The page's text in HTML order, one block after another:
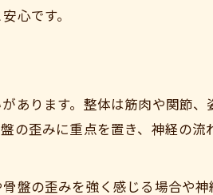
心です。
あります。整体は筋肉や関節、
の歪みに重点を置き、神経の流
盤の歪みを強く感じる場合や神